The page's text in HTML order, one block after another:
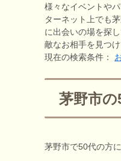
様々なイベントや
ターネット上でも
に出会いの場を探
敵なお相手を見つ
現在の検索条件：
茅野市
茅野市で50代の方